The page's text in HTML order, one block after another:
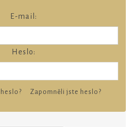
E-mail:
Heslo:
Zapomněli jste heslo?